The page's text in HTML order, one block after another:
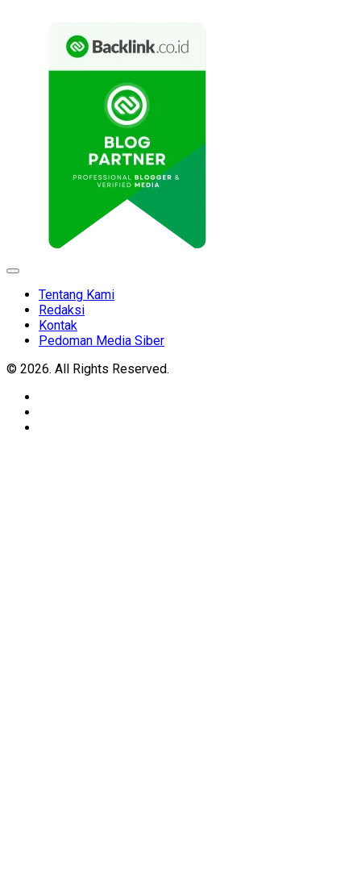
Expand
Tentang Kami
Redaksi
Kontak
Pedoman Media Siber
© 2026. All Rights Reserved.